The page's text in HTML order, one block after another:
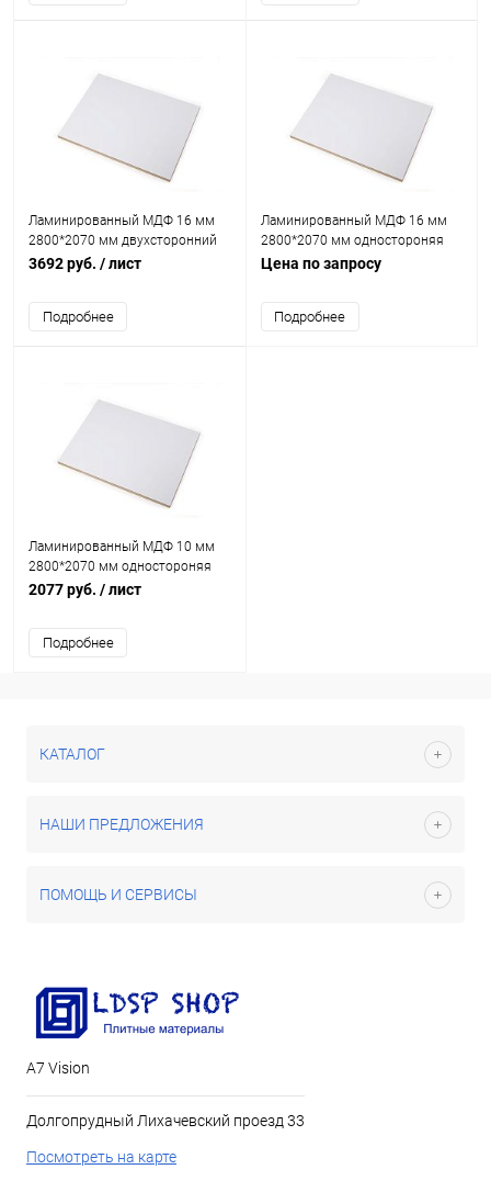
Ламинированный МДФ 16 мм
2800*2070 мм двухсторонний
белая Кастамона ST
3692 руб. / лист
Подробнее
Ламинированный МДФ 16 мм
2800*2070 мм одностороняя
белая Кастамона ST
Цена по запросу
Подробнее
Ламинированный МДФ 10 мм
2800*2070 мм одностороняя
белая Кастамона
2077 руб. / лист
Подробнее
КАТАЛОГ
НАШИ ПРЕДЛОЖЕНИЯ
ПОМОЩЬ И СЕРВИСЫ
А7 Vision
Долгопрудный Лихачевский проезд 33
Посмотреть на карте